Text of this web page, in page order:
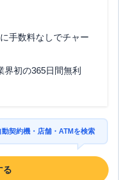
手数料なしでチャー
初の365日間無利
契約機・店舗・ATMを検索
る